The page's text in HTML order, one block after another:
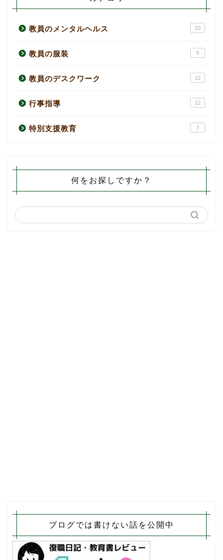
教員のメンタルヘルス 10
教員の服装 9
教員のデスクワーク 12
行事指導 12
特別支援教育 7
何をお探しですか？
ブログでは書けない話を公開中